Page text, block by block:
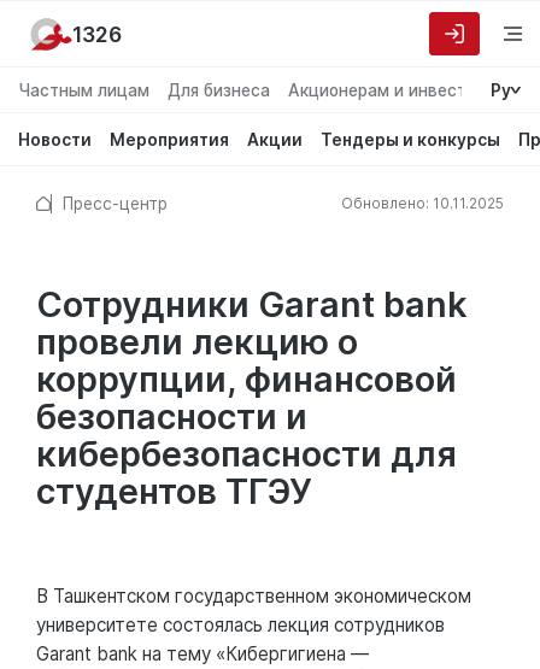
Частным лицам Для бизнеса Акционерам и инвесторам
Ру
Новости Мероприятия Акции Тендеры и конкурсы
1326
Пресс-центр Обновлено: 10.11.2025
Сотрудники Garant bank
провели лекцию о
коррупции, финансовой
безопасности и
кибербезопасности для
студентов ТГЭУ
В Ташкентском государственном экономическом
университете состоялась лекция сотрудников
Garant bank на тему «Кибергигиена —